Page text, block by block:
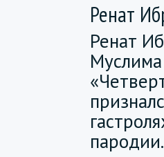
Ренат
Ренат
пародии.